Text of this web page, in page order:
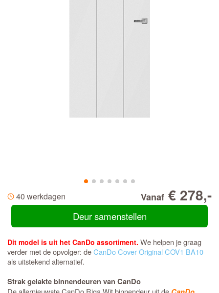
40 werkdagen Vanaf € 278,-
Deur samenstellen
Dit model is uit het CanDo assortiment. We helpen je graag
verder met de opvolger: deCanDo Cover Original COV1 BA10
als uitstekend alternatief.
Strak gelakte binnendeuren van CanDo